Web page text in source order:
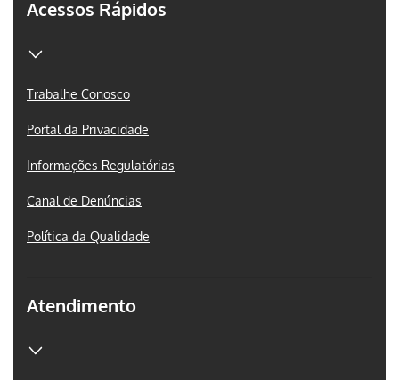
Acessos Rápidos
Trabalhe Conosco
Portal da Privacidade
Informações Regulatórias
Canal de Denúncias
Política da Qualidade
Atendimento